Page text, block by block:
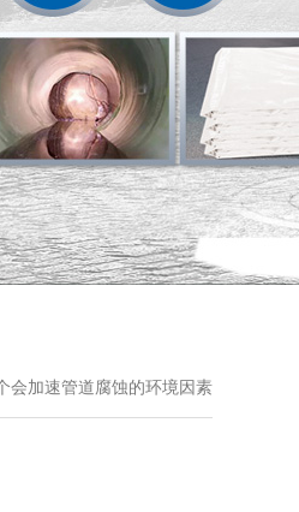
会加速管道腐蚀的环境因素